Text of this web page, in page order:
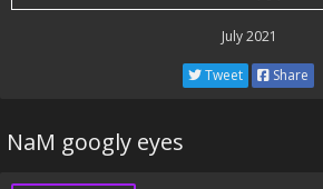
July 2021
Tweet Share
NaM googly eyes